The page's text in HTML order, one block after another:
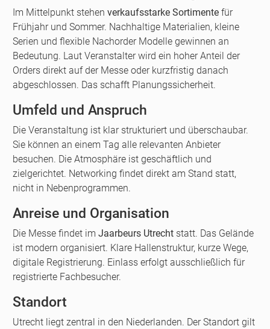
Im Mittelpunkt stehen verkaufsstarke Sortimente für
Frühjahr und Sommer. Nachhaltige Materialien, kleine
Serien und flexible Nachorder Modelle gewinnen an
Bedeutung. Laut Veranstalter wird ein hoher Anteil der
Orders direkt auf der Messe oder kurzfristig danach
abgeschlossen. Das schafft Planungssicherheit.
Umfeld und Anspruch
Die Veranstaltung ist klar strukturiert und überschaubar.
Sie können an einem Tag alle relevanten Anbieter
besuchen. Die Atmosphäre ist geschäftlich und
zielgerichtet. Networking findet direkt am Stand statt,
nicht in Nebenprogrammen.
Anreise und Organisation
Die Messe findet im Jaarbeurs Utrecht statt. Das Gelände
ist modern organisiert. Klare Hallenstruktur, kurze Wege,
digitale Registrierung. Einlass erfolgt ausschließlich für
registrierte Fachbesucher.
Standort
Utrecht liegt zentral in den Niederlanden. Der Standort gilt